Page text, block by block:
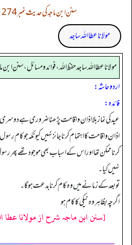
سنن ابن ماجہ کی حدیث نمبر 1274 کے فوائد و مسائل
مولانا عطا اللہ ساجد
مولانا عطا الله ساجد حفظ الله، فوائد و مسائل، سنن ابن
اردو حاشہ:
فائده:
عید کی نماز بلا اذان واقامت پڑھنا ضروری ہے
اذان واقامت کا اہتما م کرنا جائز نہیں کیونکہ جو کام
کرنا ممکن تھا اور اس کے اسباب بھی موجود تھے پھر
نہیں کیا۔
تو بعد کے زمانے میں وہ کام کرنا بدعت ہوگا۔
اگرچہ بظاہر وہ نیکی کا کام ہو
[سنن ابن ماجہ شرح از مولانا